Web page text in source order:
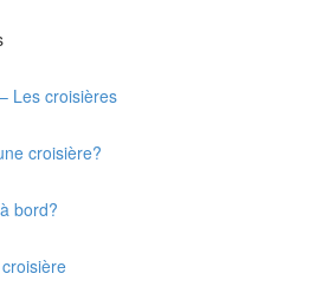
Les croisières
croisière?
bord?